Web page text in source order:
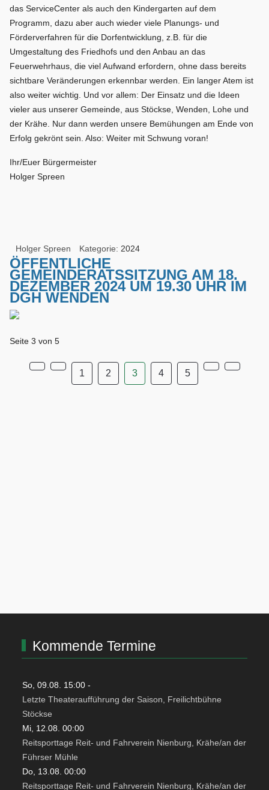
das ServiceCenter als auch den Kindergarten auf dem
Programm, dazu aber auch wieder viele Planungs- und
Förderverfahren für die Dorfentwicklung, z.B. für die
Umgestaltung des Friedhofs und den Anbau an das
Feuerwehrhaus, die viel Aufwand erfordern, ohne dass bereits
sichtbare Veränderungen erkennbar werden. Ein langer Atem ist
also weiter wichtig. Und vor allem: Der Einsatz und die Ideen
vieler aus unserer Gemeinde, aus Stöckse, Wenden, Lohe und
der Krähe. Nur dann werden unsere Bemühungen am Ende von
Erfolg gekrönt sein. Also: Weiter mit Schwung voran!
Ihr/Euer Bürgermeister
Holger Spreen
Holger Spreen Kategorie:2024
ÖFFENTLICHE
GEMEINDERATSSITZUNG AM 18.
DEZEMBER 2024 UM 19.30 UHR IM
DGH WENDEN
Seite 3 von 5
1 2 3 4 5
Kommende Termine
So, 09.08. 15:00-
Letzte Theateraufführung der Saison, Freilichtbühne
Stöckse
Mi, 12.08. 00:00
Reitsporttage Reit- und Fahrverein Nienburg, Krähe/an der
Führser Mühle
Do, 13.08. 00:00
Reitsporttage Reit- und Fahrverein Nienburg, Krähe/an der